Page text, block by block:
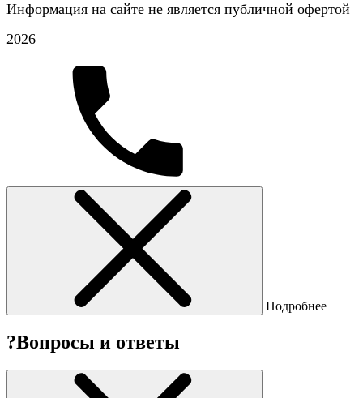
Информация на сайте не является публичной офертой
2026
Подробнее
?Вопросы и ответы